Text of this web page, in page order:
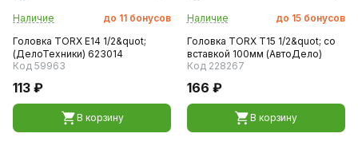
Наличие до 11 бонусов
Головка TORX E14 1/2&quot;
(ДелоТехники) 623014
Код 59963
113 ₽
В корзину
Наличие до 15 бонусов
Головка TORX T15 1/2&quot; со
вставкой 100мм (АвтоДело)
Код 228267
166 ₽
В корзину